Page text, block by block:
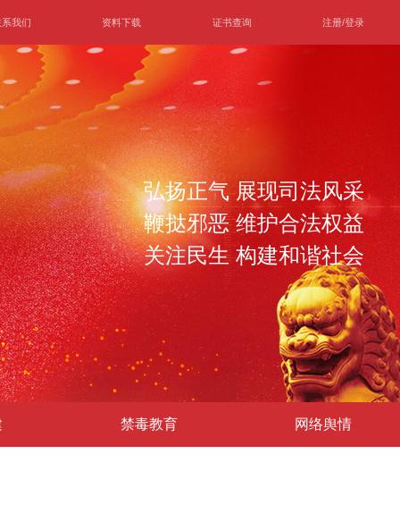
系我们 资料下载 证书查询 注册/登录
弘扬正气 展现司法风采
鞭挞邪恶 维护合法权益
关注民生 构建和谐社会
禁毒教育 网络舆情